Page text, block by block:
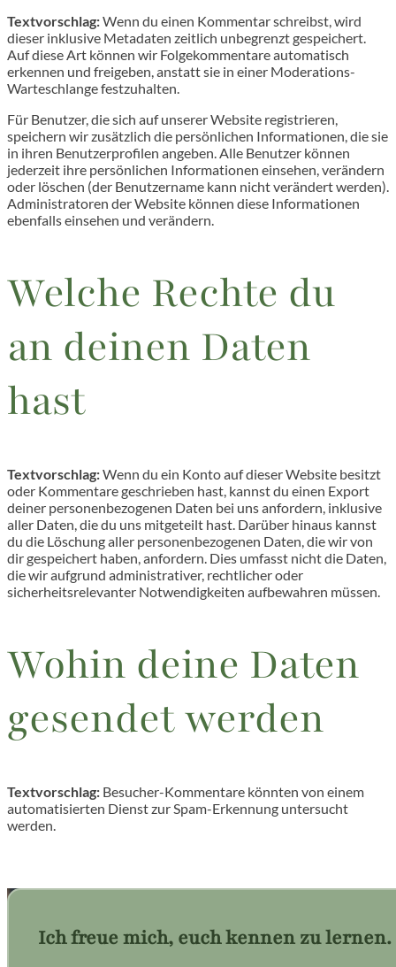
Textvorschlag:Wenn du einen Kommentar schreibst, wird
dieser inklusive Metadaten zeitlich unbegrenzt gespeichert.
Auf diese Art können wir Folgekommentare automatisch
erkennen und freigeben, anstatt sie in einer Moderations-
Warteschlange festzuhalten.
Für Benutzer, die sich auf unserer Website registrieren,
speichern wir zusätzlich die persönlichen Informationen, die sie
in ihren Benutzerprofilen angeben. Alle Benutzer können
jederzeit ihre persönlichen Informationen einsehen, verändern
oder löschen (der Benutzername kann nicht verändert werden).
Administratoren der Website können diese Informationen
ebenfalls einsehen und verändern.
Welche Rechte du
an deinen Daten
hast
Textvorschlag:Wenn du ein Konto auf dieser Website besitzt
oder Kommentare geschrieben hast, kannst du einen Export
deiner personenbezogenen Daten bei uns anfordern, inklusive
aller Daten, die du uns mitgeteilt hast. Darüber hinaus kannst
du die Löschung aller personenbezogenen Daten, die wir von
dir gespeichert haben, anfordern. Dies umfasst nicht die Daten,
die wir aufgrund administrativer, rechtlicher oder
sicherheitsrelevanter Notwendigkeiten aufbewahren müssen.
Wohin deine Daten
gesendet werden
Textvorschlag: Besucher-Kommentare könnten von einem
automatisierten Dienst zur Spam-Erkennung untersucht
werden.
Ich freue mich, euch kennen zu lernen.